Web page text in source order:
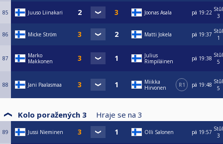
85 Juuso Liinakari Joonas Asala pá 19:22 Stůl
3
86 Micke Ström Matti Jokela pá 19:37 Stůl
1
87
Marko
Makkonen
Julius
Rimpiläinen
pá 19:38 Stůl
5
88 Jani Paalasmaa
Miikka
Hirvonen
R1 pá 19:48 Stůl
5
Kolo poražených 3 Hraje se na 3
89 Jussi Nieminen Olli Salonen pá 19:57 Stůl
3